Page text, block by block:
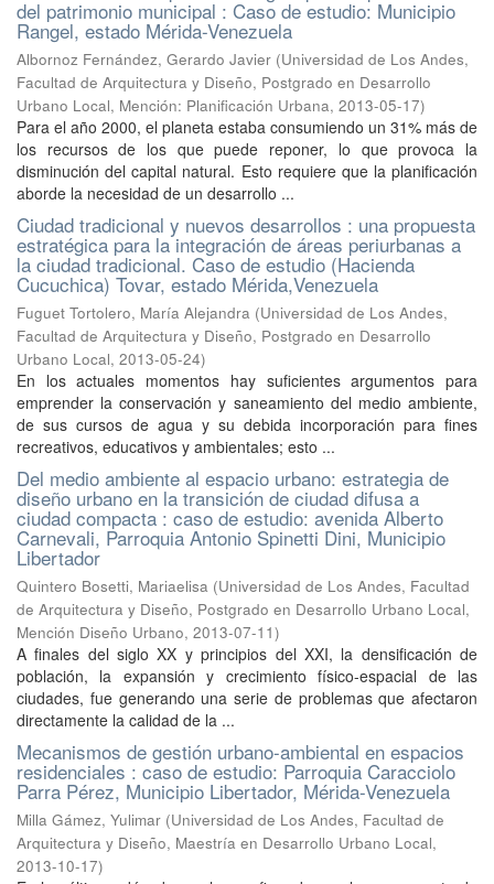
del patrimonio municipal : Caso de estudio: Municipio
Rangel, estado Mérida-Venezuela
Albornoz Fernández, Gerardo Javier (Universidad de Los Andes,
Facultad de Arquitectura y Diseño, Postgrado en Desarrollo
Urbano Local, Mención: Planificación Urbana, 2013-05-17)
Para el año 2000, el planeta estaba consumiendo un 31% más de
los recursos de los que puede reponer, lo que provoca la
disminución del capital natural. Esto requiere que la planificación
aborde la necesidad de un desarrollo ...
Ciudad tradicional y nuevos desarrollos : una propuesta
estratégica para la integración de áreas periurbanas a
la ciudad tradicional. Caso de estudio (Hacienda
Cucuchica) Tovar, estado Mérida,Venezuela
Fuguet Tortolero, María Alejandra (Universidad de Los Andes,
Facultad de Arquitectura y Diseño, Postgrado en Desarrollo
Urbano Local, 2013-05-24)
En los actuales momentos hay suficientes argumentos para
emprender la conservación y saneamiento del medio ambiente,
de sus cursos de agua y su debida incorporación para fines
recreativos, educativos y ambientales; esto ...
Del medio ambiente al espacio urbano: estrategia de
diseño urbano en la transición de ciudad difusa a
ciudad compacta : caso de estudio: avenida Alberto
Carnevali, Parroquia Antonio Spinetti Dini, Municipio
Libertador
Quintero Bosetti, Mariaelisa (Universidad de Los Andes, Facultad
de Arquitectura y Diseño, Postgrado en Desarrollo Urbano Local,
Mención Diseño Urbano, 2013-07-11)
A finales del siglo XX y principios del XXI, la densificación de
población, la expansión y crecimiento físico-espacial de las
ciudades, fue generando una serie de problemas que afectaron
directamente la calidad de la ...
Mecanismos de gestión urbano-ambiental en espacios
residenciales : caso de estudio: Parroquia Caracciolo
Parra Pérez, Municipio Libertador, Mérida-Venezuela
Milla Gámez, Yulimar (Universidad de Los Andes, Facultad de
Arquitectura y Diseño, Maestría en Desarrollo Urbano Local,
2013-10-17)